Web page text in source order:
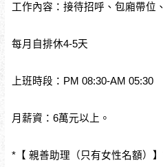
工作內容：接待招呼、包廂帶位
每月自排休4-5天
上班時段：PM 08:30-AM 05:30
月薪資：6萬元以上。
*【 親善助理（只有女性名額）